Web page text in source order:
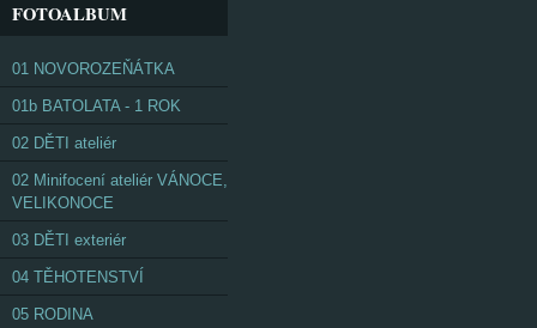
FOTOALBUM
01 NOVOROZEŇÁTKA
01b BATOLATA - 1 ROK
02 DĚTI ateliér
02 Minifocení ateliér VÁNOCE,
VELIKONOCE
03 DĚTI exteriér
04 TĚHOTENSTVÍ
05 RODINA